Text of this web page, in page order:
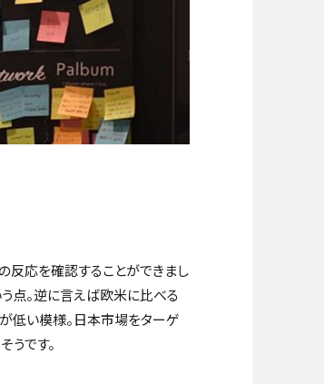
反応を確認することができまし
点。逆に言えば欧米に比べる
低い模様。日本市場をターゲ
うです。